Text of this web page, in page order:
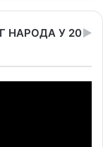
НАРОДА У 20